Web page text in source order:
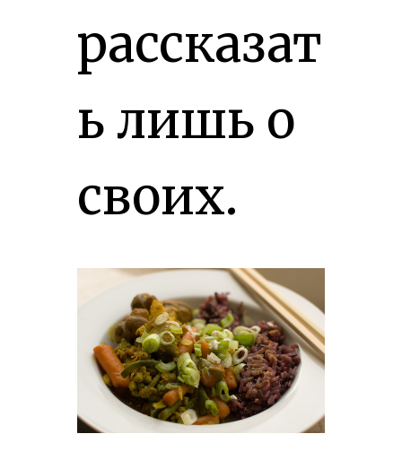
рассказат
ь лишь о
своих.